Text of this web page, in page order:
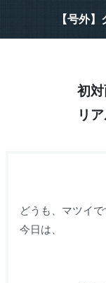
【号外
初
リ
どうも、マツイで
今日は、